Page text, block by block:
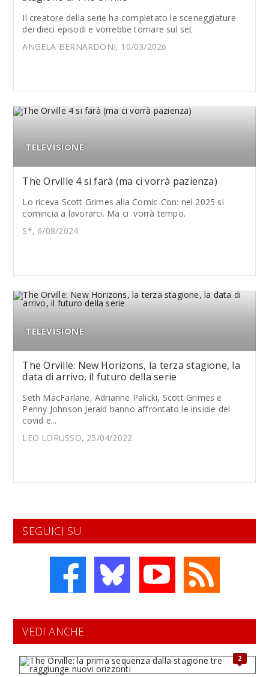
Il creatore della serie ha completato le sceneggiature
dei dieci episodi e vorrebbe tornare sul set
ANGELA BERNARDONI, 10/03/2026
TELEVISIONE
The Orville 4 si farà (ma ci vorrà pazienza)
Lo riceva Scott Grimes alla Comic-Con: nel 2025 si
comincia a lavorarci. Ma ci vorrà tempo.
S*, 6/08/2024
TELEVISIONE
The Orville: New Horizons, la terza stagione, la
data di arrivo, il futuro della serie
Seth MacFarlane, Adrianne Palicki, Scott Grimes e
Penny Johnson Jerald hanno affrontato le insidie del
covid e...
LEO LORUSSO, 25/04/2022
SEGUICI SU
VEDI ANCHE
2